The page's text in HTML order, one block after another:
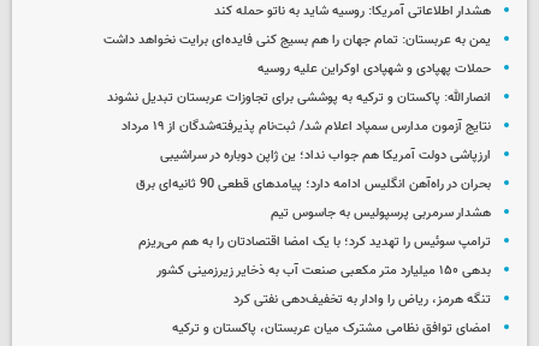
هشدار اطلاعاتی آمریکا: روسیه شاید به ناتو حمله کند
یمن به عربستان: تمام جهان را هم بسیج کنی فایده‌ای برایت نخواهد داشت
حملات پهپادی و شهپادی اوکراین علیه روسیه
انصارالله: پاکستان و ترکیه به پوششی برای تجاوزات عربستان تبدیل نشوند
نتایج آزمون مدارس سمپاد اعلام شد/ ثبت‌نام پذیرفته‌شدگان از ۱۹ مرداد
ارزپاشی دولت آمریکا هم جواب نداد؛ ین ژاپن دوباره در سراشیبی
بحران در راه‌آهن انگلیس ادامه دارد؛ پیامدهای قطعی 90 ثانیه‌ای برق
هشدار سرمربی پرسپولیس به جاسوس تیم
ترامپ سوئیس را تهدید کرد؛ با یک امضا اقتصادتان را به هم می‌ریزم
بدهی ۱۵۰ میلیارد متر مکعبی صنعت آب به ذخایر زیرزمینی کشور
تنگه هرمز، ریاض را وادار به تخفیف‌دهی نفتی کرد
امضای توافق نظامی مشترک میان عربستان، پاکستان و ترکیه